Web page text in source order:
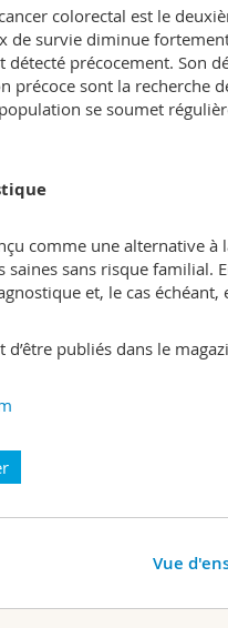
colorectal est le
de survie diminue
détecté précocement. Son
précoce sont la recherche
se soumet
comme une alternative à
saines sans risque
et, le cas
d’être publiés dans le
Vue